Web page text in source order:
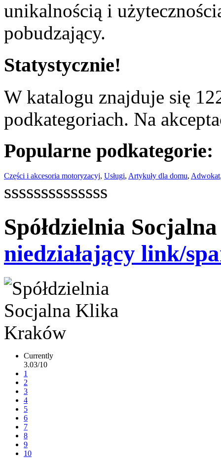
unikalnością i
pobudzający.
Statystycznie!
W katalogu znajduje się
podkategoriach. Na
Popularne podkategorie:
Części i akcesoria motoryzacyj, Usługi, Artykuły dla domu, Adwokat
ssssssssssssss
Spółdzielnia
niedziałający link/
Currently
3.03/10
1
2
3
4
5
6
7
8
9
10